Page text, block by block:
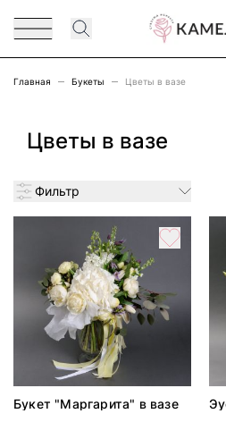
Перейти к содержимому
Главная Букеты Цветы в вазе
Цветы в вазе
Фильтр
Букет "Маргарита" в вазе